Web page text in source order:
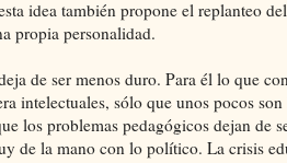
idea también propone el replanteo
propia personalidad.
de ser menos duro. Para él lo que
intelectuales, sólo que unos pocos
los problemas pedagógicos dejan de
de la mano con lo político. La crisis